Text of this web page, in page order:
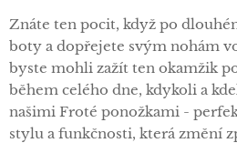
Znáte ten pocit, když po
boty a dopřejete svým nohám
byste mohli zažít ten okamžik
během celého dne, kdykoli a
našimi Froté ponožkami -
stylu a funkčnosti, která změní